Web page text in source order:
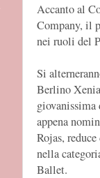
Accanto al
Company, il
nei ruoli del
Si
Berlino
appena
Rojas,
nella
Ballet.